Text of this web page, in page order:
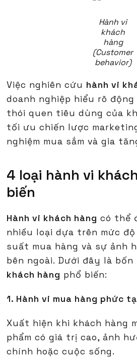
Hành vi
khách
hàng
(Customer
behavior)
Việc nghiên cứu hành vi
doanh nghiệp hiểu rõ
thói quen tiêu dùng của
tối ưu chiến lược
nghiệm mua sắm và gia
4 loại hành vi
biến
Hành vi khách hàng có thể
nhiều loại dựa trên mức
suất mua hàng và sự ảnh
bên ngoài. Dưới đây là bốn
khách hàng phổ biến:
1. Hành vi mua hàng phức
Xuất hiện khi khách hàng
phẩm có giá trị cao, ảnh
chính hoặc cuộc sống.